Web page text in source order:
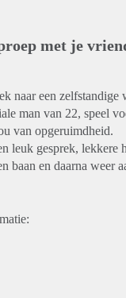
met je
naar een zelfstandige
man van 22, speel
van opgeruimdheid.
leuk gesprek, lekkere
baan en daarna weer